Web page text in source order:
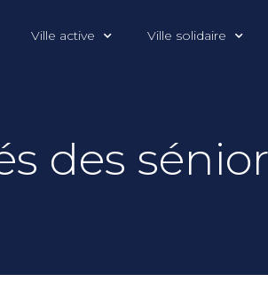
Ville active Ville solidaire
des